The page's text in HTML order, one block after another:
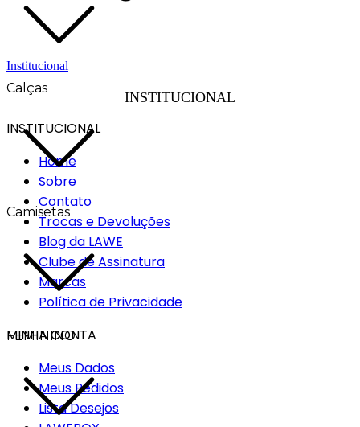
Calças
Camisetas
FEMININO
Institucional
INSTITUCIONAL
INSTITUCIONAL
Home
Sobre
Contato
Trocas e Devoluções
Blog da LAWE
Clube de Assinatura
Marcas
Política de Privacidade
MINHA CONTA
Meus Dados
Meus Pedidos
Lista Desejos